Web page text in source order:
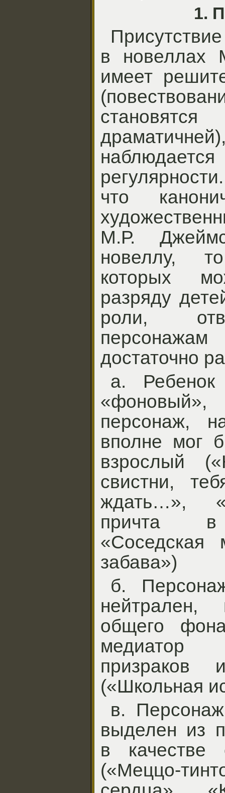
1.
в новеллах
имеет
что
М.Р.
новеллу,
которых
разряду
роли,
персонажам
достаточно
а. Ребенок
персонаж,
вполне мог
взрослый
свистни,
ждать…»,
причта в
«Соседская
забава»)
б.
общего
(«Школьная
в.
выделен из
в качестве
(«Меццо-